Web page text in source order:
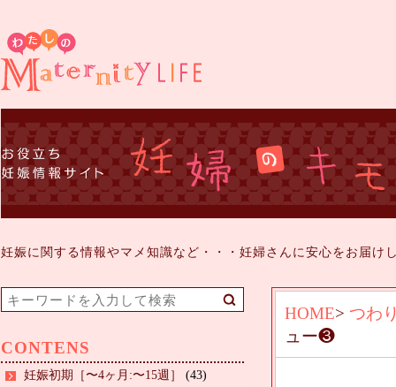
妊娠に関する情報やマメ知識など・・・妊婦さんに安心をお届け
CONTENS
妊娠初期［〜4ヶ月:〜15週］
(43)
HOME> つわ
ュー❸